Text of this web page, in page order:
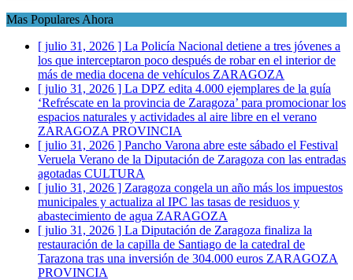
Mas Populares Ahora
[ julio 31, 2026 ] La Policía Nacional detiene a tres jóvenes a
los que interceptaron poco después de robar en el interior de
más de media docena de vehículos ZARAGOZA
[ julio 31, 2026 ] La DPZ edita 4.000 ejemplares de la guía
‘Refréscate en la provincia de Zaragoza’ para promocionar los
espacios naturales y actividades al aire libre en el verano
ZARAGOZA PROVINCIA
[ julio 31, 2026 ] Pancho Varona abre este sábado el Festival
Veruela Verano de la Diputación de Zaragoza con las entradas
agotadas CULTURA
[ julio 31, 2026 ] Zaragoza congela un año más los impuestos
municipales y actualiza al IPC las tasas de residuos y
abastecimiento de agua ZARAGOZA
[ julio 31, 2026 ] La Diputación de Zaragoza finaliza la
restauración de la capilla de Santiago de la catedral de
Tarazona tras una inversión de 304.000 euros ZARAGOZA
PROVINCIA